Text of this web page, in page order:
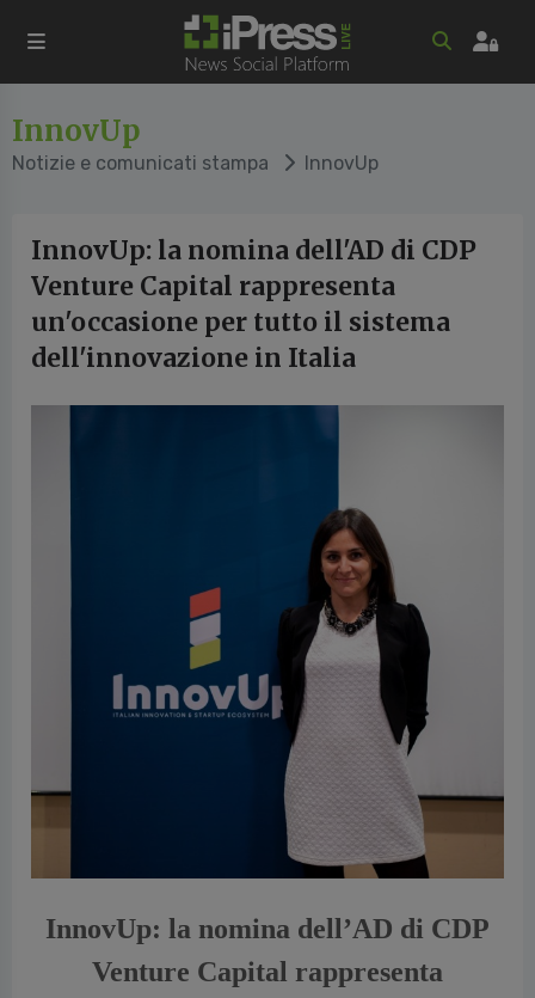
InnovUp
Notizie e comunicati stampa InnovUp
InnovUp: la nomina dell'AD di CDP
Venture Capital rappresenta
un'occasione per tutto il sistema
dell'innovazione in Italia
InnovUp: la nomina dell’AD di CDP
Venture Capital rappresenta